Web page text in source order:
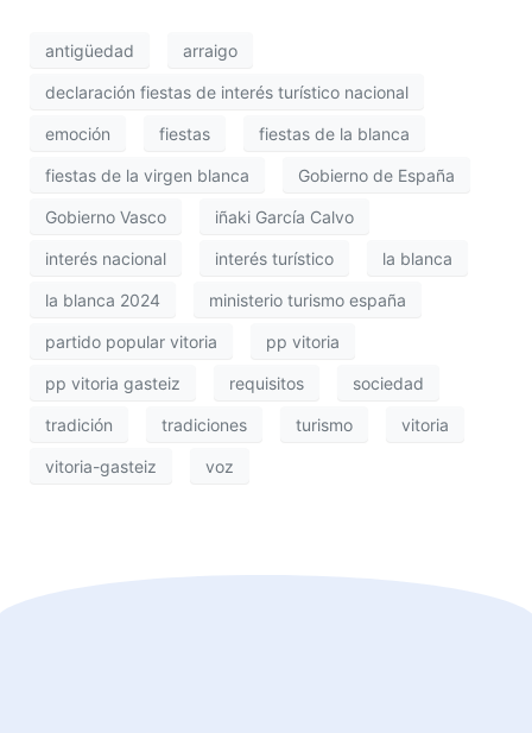
antigüedad arraigo
declaración fiestas de interés turístico nacional
emoción fiestas fiestas de la blanca
fiestas de la virgen blanca Gobierno de España
Gobierno Vasco iñaki García Calvo
interés nacional interés turístico la blanca
la blanca 2024 ministerio turismo españa
partido popular vitoria pp vitoria
pp vitoria gasteiz requisitos sociedad
tradición tradiciones turismo vitoria
vitoria-gasteiz voz